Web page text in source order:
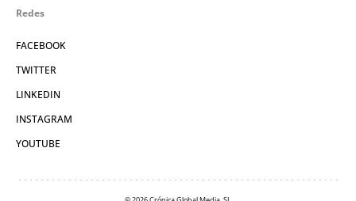
Redes
FACEBOOK
TWITTER
LINKEDIN
INSTAGRAM
YOUTUBE